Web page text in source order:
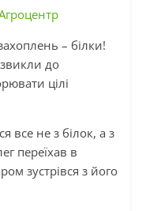
– білки!
звикли до
цілі
все не з білок, а з
переїхав в
зустрівся з його